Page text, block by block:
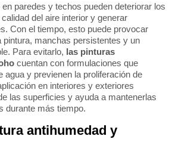
paredes y techos pueden deteriorar los
del aire interior y generar
Con el tiempo, esto puede provocar
pintura, manchas persistentes y un
Para evitarlo, las pinturas
cuentan con formulaciones que
agua y previenen la proliferación de
en interiores y exteriores
las superficies y ayuda a mantenerlas
durante más tiempo.
antihumedad y